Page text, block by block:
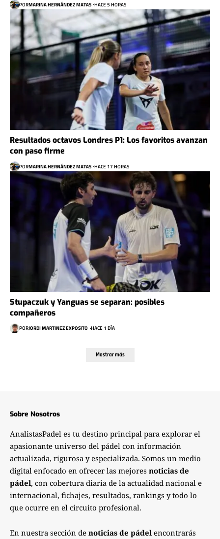
PORMARINA HERNÁNDEZ MATAS HACE 5 HORAS
Resultados octavos Londres P1: Los favoritos avanzan
con paso firme
PORMARINA HERNÁNDEZ MATAS HACE 17 HORAS
Stupaczuk y Yanguas se separan: posibles
compañeros
PORJORDI MARTINEZ EXPOSITO HACE 1 DÍA
Mostrar más
Sobre Nosotros
AnalistasPadel es tu destino principal para explorar el
apasionante universo del pádel con información
actualizada, rigurosa y especializada. Somos un medio
digital enfocado en ofrecer las mejores noticias de
pádel, con cobertura diaria de la actualidad nacional e
internacional, fichajes, resultados, rankings y todo lo
que ocurre en el circuito profesional.
En nuestra sección de noticias de pádel encontrarás